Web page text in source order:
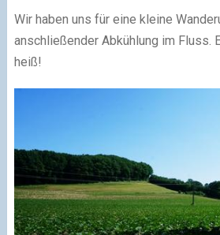
Wir haben uns für eine kleine
anschließender Abkühlung im Fluss.
heiß!